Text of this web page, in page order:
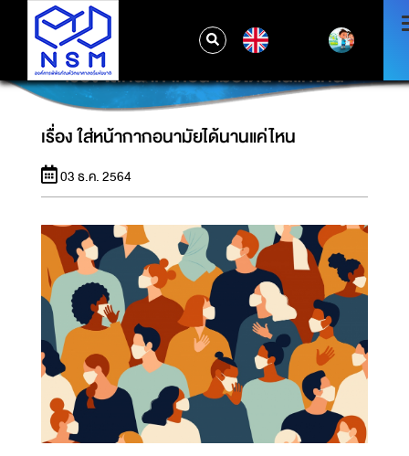
เรื่อง ใส่หน้ากากอนามัยได้นานแค่ไหน
เรื่อง ใส่หน้ากากอนามัยได้นานแค่ไหน
03 ธ.ค. 2564